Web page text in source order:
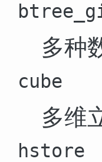
多种
cube
多维
hstore